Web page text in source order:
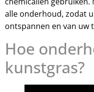
alle onderhoud, zodat
ontspannen en van uw
Hoe
kunstgras?